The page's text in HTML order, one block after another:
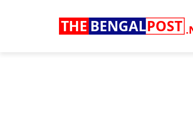
THE BENGALPOST